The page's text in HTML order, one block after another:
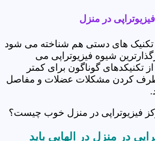
در منزل
تکنیک های دستی هم شناخته می شود
شیوه فیزیوتراپی می
تکنیکدهای گوناگون برای کمتر
کردن مشکلات عضلات و مفاصل
فیزیوتراپی در منزل خوب چیست؟
در منزل در الهایی باید